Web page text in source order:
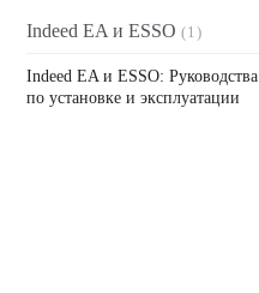
Indeed EA и ESSO (1)
Indeed EA и ESSO: Руководства
по установке и эксплуатации